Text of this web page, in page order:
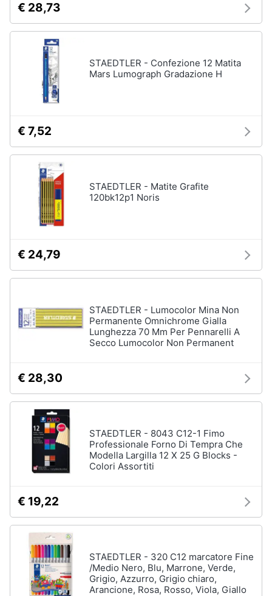
€ 28,73
STAEDTLER - Confezione 12 Matita
Mars Lumograph Gradazione H
€ 7,52
STAEDTLER - Matite Grafite
120bk12p1 Noris
€ 24,79
STAEDTLER - Lumocolor Mina Non
Permanente Omnichrome Gialla
Lunghezza 70 Mm Per Pennarelli A
Secco Lumocolor Non Permanent
€ 28,30
STAEDTLER - 8043 C12-1 Fimo
Professionale Forno Di Tempra Che
Modella Largilla 12 X 25 G Blocks -
Colori Assortiti
€ 19,22
STAEDTLER - 320 C12 marcatore Fine
/Medio Nero, Blu, Marrone, Verde,
Grigio, Azzurro, Grigio chiaro,
Arancione, Rosa, Rosso, Viola, Giallo